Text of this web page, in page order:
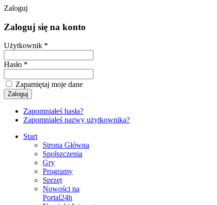
Zaloguj
Zaloguj się na konto
Użytkownik *
Hasło *
Zapamiętaj moje dane
Zapomniałeś hasła?
Zapomniałeś nazwy użytkownika?
Start
Strona Główna
Spolszczenia
Gry
Programy
Sprzęt
Nowości na
Portal24h